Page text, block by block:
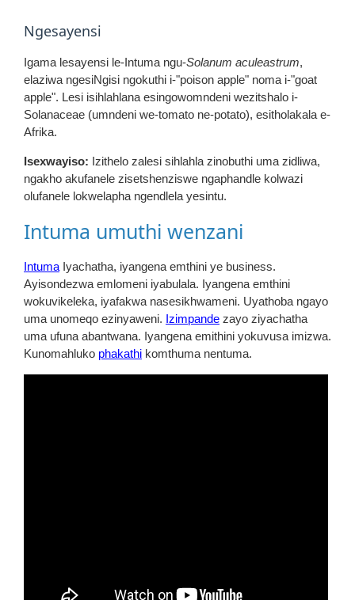
Ngesayensi
Igama lesayensi le-Intuma ngu-Solanum aculeastrum,
elaziwa ngesiNgisi ngokuthi i-"poison apple" noma i-"goat
apple". Lesi isihlahlana esingowomndeni wezitshalo i-
Solanaceae (umndeni we-tomato ne-potato), esitholakala e-
Afrika.
Isexwayiso: Izithelo zalesi sihlahla zinobuthi uma zidliwa,
ngakho akufanele zisetshenziswe ngaphandle kolwazi
olufanele lokwelapha ngendlela yesintu.
Intuma umuthi wenzani
Intuma Iyachatha, iyangena emthini ye business.
Ayisondezwa emlomeni iyabulala. Iyangena emthini
wokuvikeleka, iyafakwa nasesikhwameni. Uyathoba ngayo
uma unomeqo ezinyaweni. Izimpande zayo ziyachatha
uma ufuna abantwana. Iyangena emithini yokuvusa imizwa.
Kunomahluko phakathi komthuma nentuma.